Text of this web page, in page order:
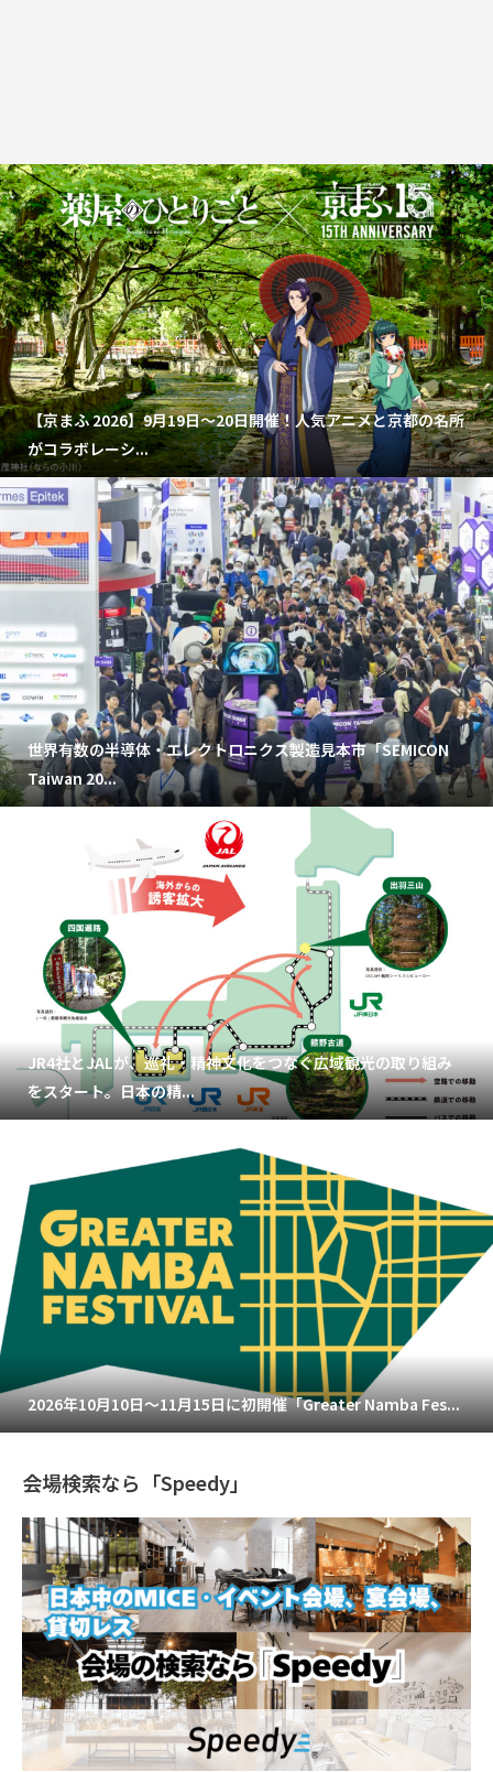
【京まふ 2026】9月19日～20日開催！人気アニメと京都の名所
がコラボレーシ...
世界有数の半導体・エレクトロニクス製造見本市「SEMICON
Taiwan 20...
JR4社とJALが、巡礼・精神文化をつなぐ広域観光の取り組み
をスタート。日本の精...
2026年10月10日～11月15日に初開催「Greater Namba Fes...
会場検索なら「Speedy」